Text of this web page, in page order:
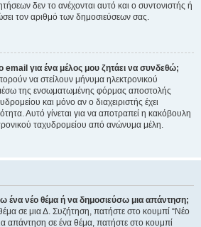
δεν το ανέχονται αυτό και ο συντονιστής ή
τον αριθμό των δημοσιεύσεων σας.
για ένα μέλος μου ζητάει να συνδεθώ;
να στείλουν μήνυμα ηλεκτρονικού
της ενσωματωμένης φόρμας αποστολής
και μόνο αν ο διαχειριστής έχει
Αυτό γίνεται για να αποτραπεί η κακόβουλη
ταχυδρομείου από ανώνυμα μέλη.
νέο θέμα ή να δημοσιεύσω μια απάντηση;
σε μια Δ. Συζήτηση, πατήστε στο κουμπί “Νέο
απάντηση σε ένα θέμα, πατήστε στο κουμπί